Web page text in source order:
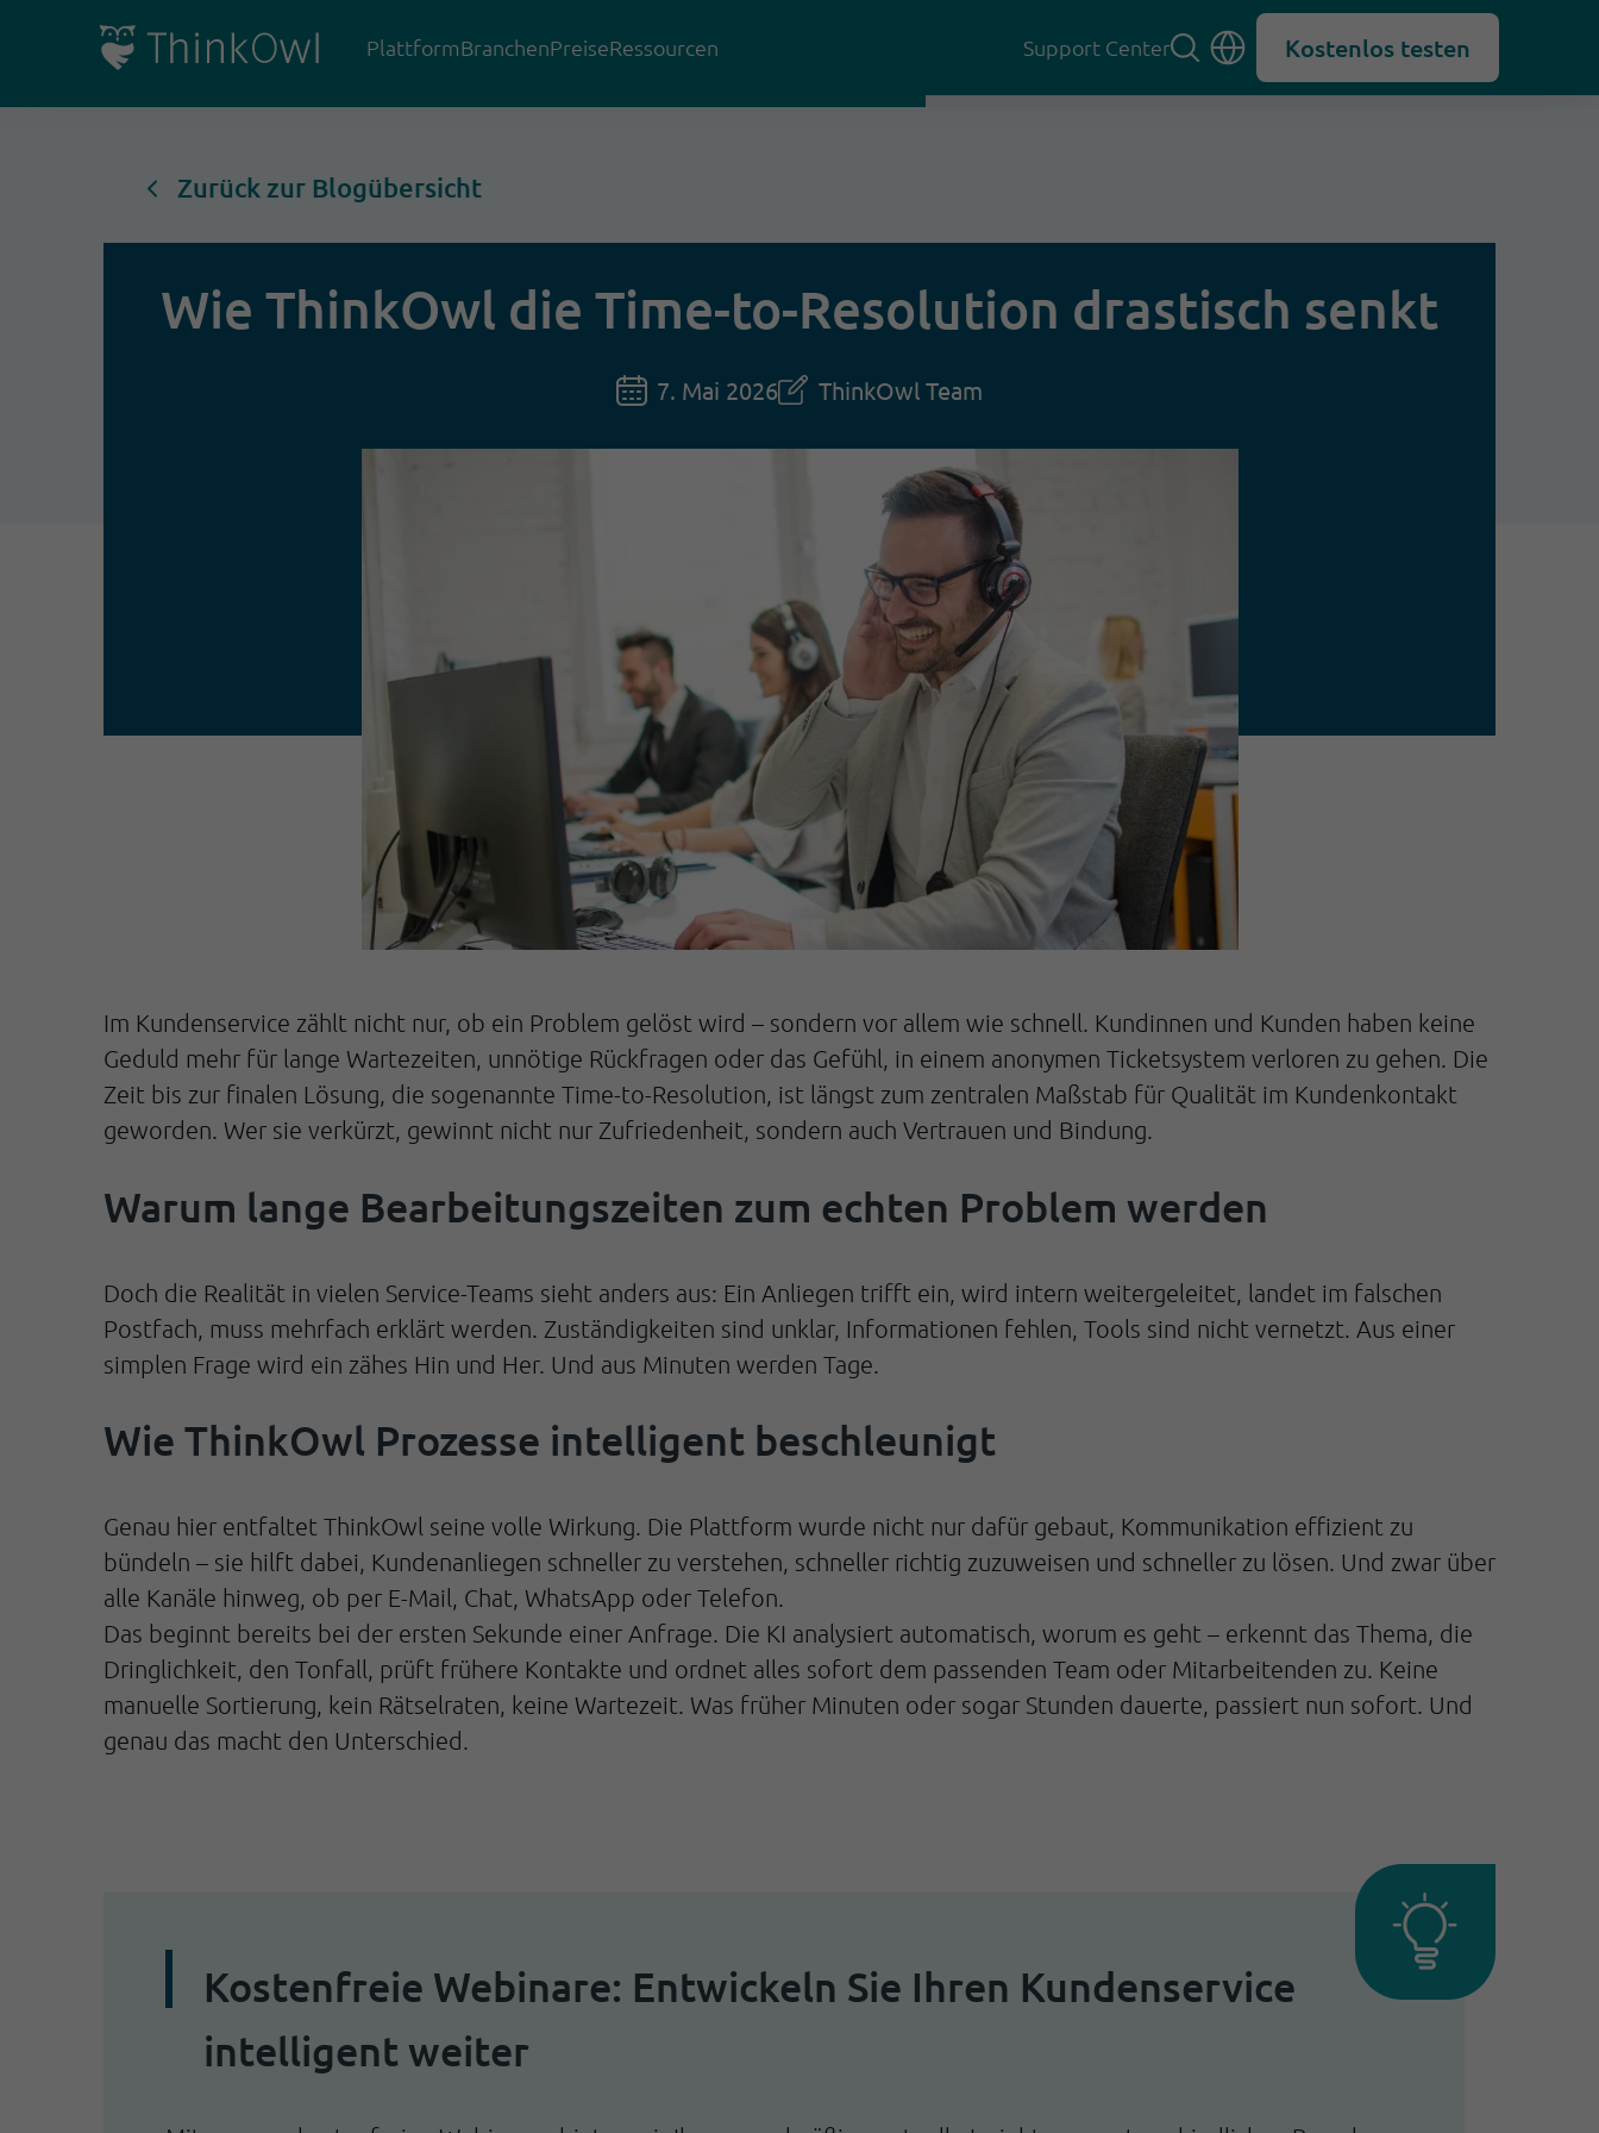
PlattformBranchenPreiseRessourcen Support Center Kostenlos testen
Zurück zur Blogübersicht
Wie ThinkOwl die Time-to-Resolution drastisch senkt
7. Mai 2026 ThinkOwl Team
Im Kundenservice zählt nicht nur, ob ein Problem gelöst wird – sondern vor allem wie schnell. Kundinnen und Kunden haben keine
Geduld mehr für lange Wartezeiten, unnötige Rückfragen oder das Gefühl, in einem anonymen Ticketsystem verloren zu gehen. Die
Zeit bis zur finalen Lösung, die sogenannte Time-to-Resolution, ist längst zum zentralen Maßstab für Qualität im Kundenkontakt
geworden. Wer sie verkürzt, gewinnt nicht nur Zufriedenheit, sondern auch Vertrauen und Bindung.
Warum lange Bearbeitungszeiten zum echten Problem werden
Doch die Realität in vielen Service-Teams sieht anders aus: Ein Anliegen trifft ein, wird intern weitergeleitet, landet im falschen
Postfach, muss mehrfach erklärt werden. Zuständigkeiten sind unklar, Informationen fehlen, Tools sind nicht vernetzt. Aus einer
simplen Frage wird ein zähes Hin und Her. Und aus Minuten werden Tage.
Wie ThinkOwl Prozesse intelligent beschleunigt
Genau hier entfaltet ThinkOwl seine volle Wirkung. Die Plattform wurde nicht nur dafür gebaut, Kommunikation effizient zu
bündeln – sie hilft dabei, Kundenanliegen schneller zu verstehen, schneller richtig zuzuweisen und schneller zu lösen. Und zwar über
alle Kanäle hinweg, ob per E-Mail, Chat, WhatsApp oder Telefon.
Das beginnt bereits bei der ersten Sekunde einer Anfrage. Die KI analysiert automatisch, worum es geht – erkennt das Thema, die
Dringlichkeit, den Tonfall, prüft frühere Kontakte und ordnet alles sofort dem passenden Team oder Mitarbeitenden zu. Keine
manuelle Sortierung, kein Rätselraten, keine Wartezeit. Was früher Minuten oder sogar Stunden dauerte, passiert nun sofort. Und
genau das macht den Unterschied.
Kostenfreie Webinare: Entwickeln Sie Ihren Kundenservice
intelligent weiter